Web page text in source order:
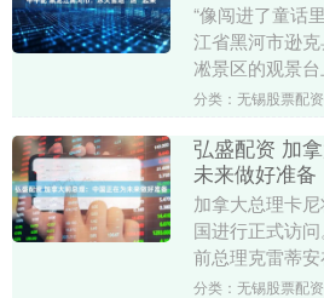
“像闯进了童话
江省黑河市逊
凇景区的观景
来的郭冰举着手
分类：无锡股票配
弘盛配资 加
未来做好准备
加拿大总理卡
国进行正式访
前总理克雷蒂
多次到访中国，
分类：无锡股票配